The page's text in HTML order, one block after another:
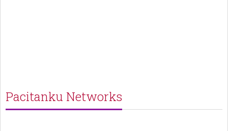
Pacitanku Networks